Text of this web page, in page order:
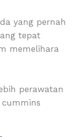
yang pernah
tepat
memelihara
perawatan